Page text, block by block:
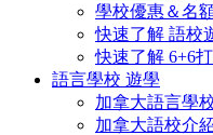
學校優惠＆名
快速了解 語校
快速了解 6+6
語言學校 遊學
加拿大語言學
加拿大語校介